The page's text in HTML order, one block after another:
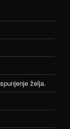
želja.